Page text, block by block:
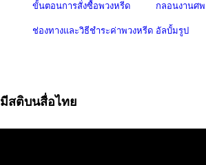
ขั้นตอนการสั่งซื้อพวงหรีด
ช่องทางและวิธีชำระค่าพวงหรีด
กลอนงานศพ
อัลบั้มรูป
มีสติบนสื่อไทย